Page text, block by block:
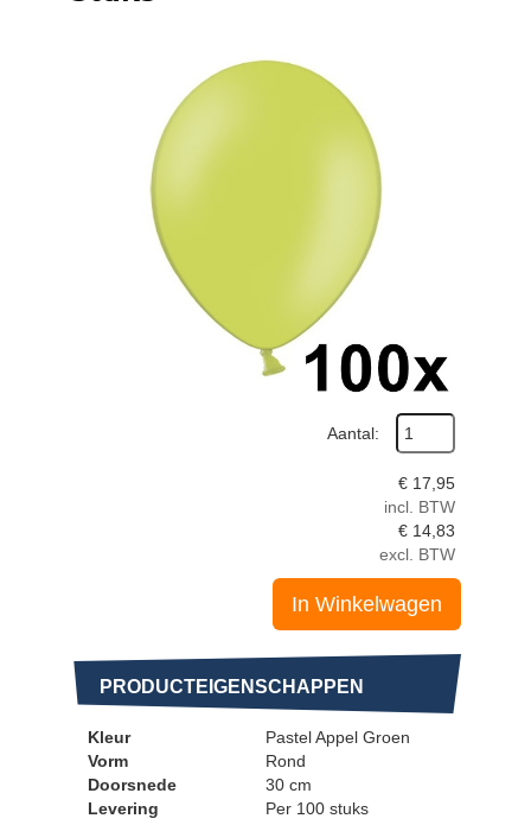
Aantal:
€ 17,95
incl. BTW
€ 14,83
excl. BTW
In Winkelwagen
PRODUCTEIGENSCHAPPEN
Kleur
Pastel Appel Groen
Vorm
Rond
Doorsnede
30 cm
Levering
Per 100 stuks